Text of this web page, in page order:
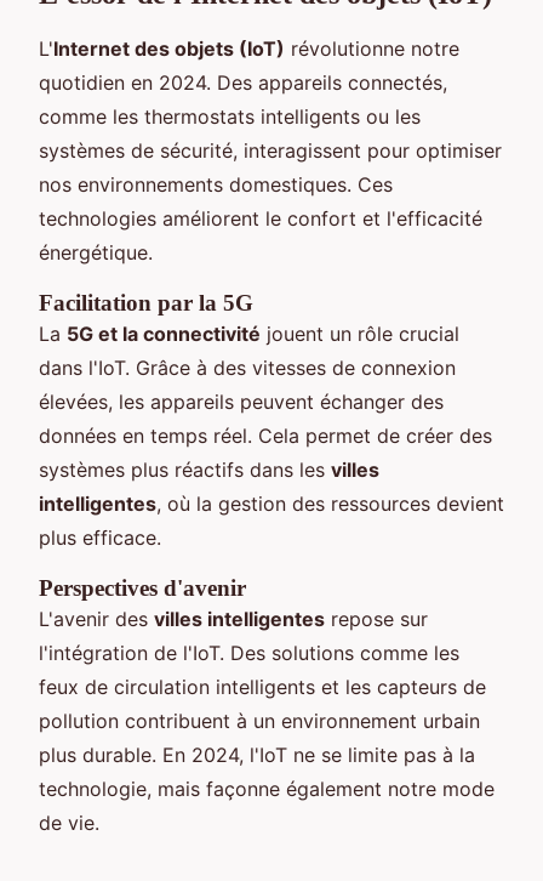
L'Internet des objets (IoT) révolutionne notre
quotidien en 2024. Des appareils connectés,
comme les thermostats intelligents ou les
systèmes de sécurité, interagissent pour optimiser
nos environnements domestiques. Ces
technologies améliorent le confort et l'efficacité
énergétique.
Facilitation par la 5G
La 5G et la connectivité jouent un rôle crucial
dans l'IoT. Grâce à des vitesses de connexion
élevées, les appareils peuvent échanger des
données en temps réel. Cela permet de créer des
systèmes plus réactifs dans les villes
intelligentes, où la gestion des ressources devient
plus efficace.
Perspectives d'avenir
L'avenir des villes intelligentes repose sur
l'intégration de l'IoT. Des solutions comme les
feux de circulation intelligents et les capteurs de
pollution contribuent à un environnement urbain
plus durable. En 2024, l'IoT ne se limite pas à la
technologie, mais façonne également notre mode
de vie.